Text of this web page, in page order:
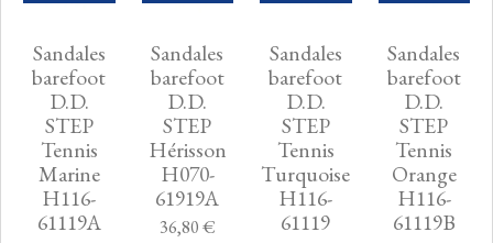
Sandales
barefoot
D.D.
STEP
Tennis
Marine
H116-
61119A
Sandales
barefoot
D.D.
STEP
Hérisson
H070-
61919A
36,80 €
Sandales
barefoot
D.D.
STEP
Tennis
Turquoise
H116-
61119
Sandales
barefoot
D.D.
STEP
Tennis
Orange
H116-
61119B